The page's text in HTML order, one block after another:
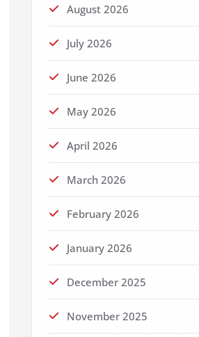
August 2026
July 2026
June 2026
May 2026
April 2026
March 2026
February 2026
January 2026
December 2025
November 2025